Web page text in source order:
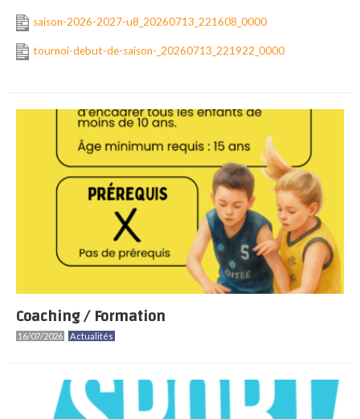
saison-2026-2027-u8_20260713_221608_0000
tournoi-debut-de-saison-_20260713_221922_0000
Coaching / Formation
16/07/2026 Actualités